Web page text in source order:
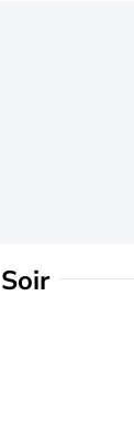
Soir